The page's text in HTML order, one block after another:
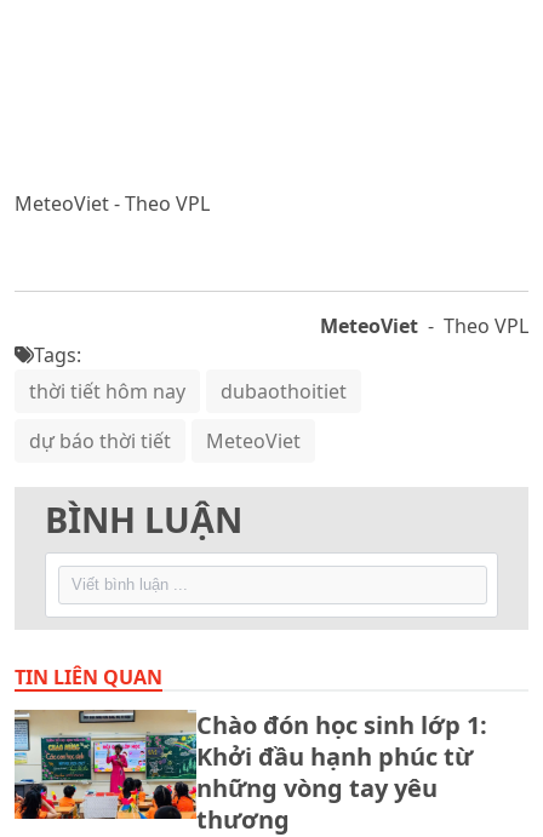
MeteoViet - Theo VPL
MeteoViet - Theo VPL
Tags:
thời tiết hôm nay
dubaothoitiet
dự báo thời tiết
MeteoViet
BÌNH LUẬN
TIN LIÊN QUAN
Chào đón học sinh lớp 1:
Khởi đầu hạnh phúc từ
những vòng tay yêu
thương